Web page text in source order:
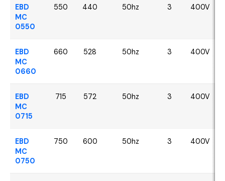
EBD
MC
0550
550 440 50hz 3 400V
EBD
MC
0660
660 528 50hz 3 400V
EBD
MC
0715
715 572 50hz 3 400V
EBD
MC
0750
750 600 50hz 3 400V